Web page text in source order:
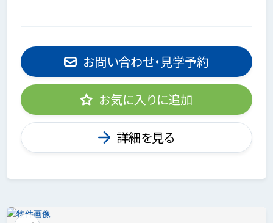
お問い合わせ・見学予約
お気に入りに追加
詳細を見る